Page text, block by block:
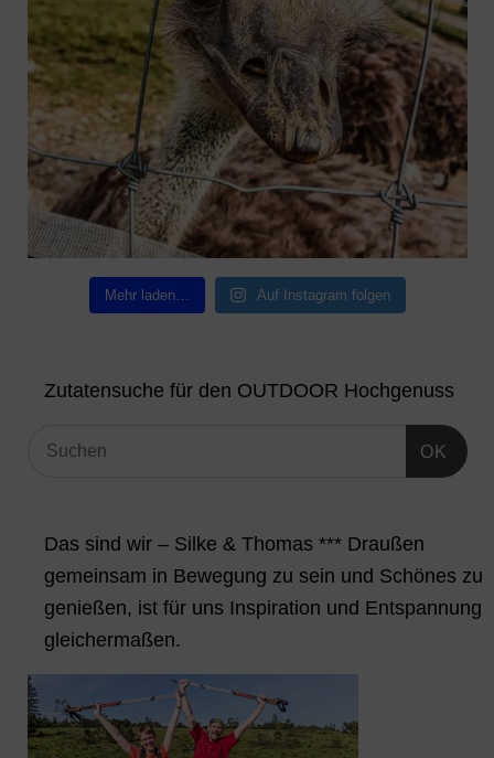
Mehr laden… Auf Instagram folgen
Zutatensuche für den OUTDOOR Hochgenuss
OK
Das sind wir – Silke & Thomas *** Draußen
gemeinsam in Bewegung zu sein und Schönes zu
genießen, ist für uns Inspiration und Entspannung
gleichermaßen.